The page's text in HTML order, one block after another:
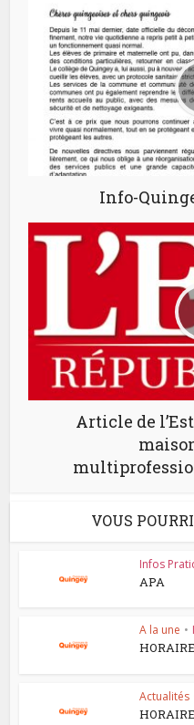
Info-
Article de
VOUS
Infos
APA
A la une •
Actualités